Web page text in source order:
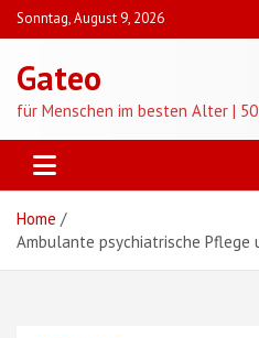
Skip
to
Sonntag, August 9, 2026
Gateo
für Menschen im besten Alter |
Home
Ambulante psychiatrische Pflege